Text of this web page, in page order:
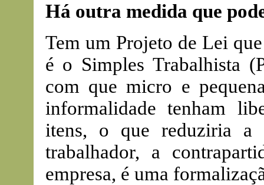
Há outra medida que
Tem um Projeto de Lei
é o Simples Trabalhista
com que micro e
informalidade tenham
itens, o que reduziria a
trabalhador, a
empresa, é uma